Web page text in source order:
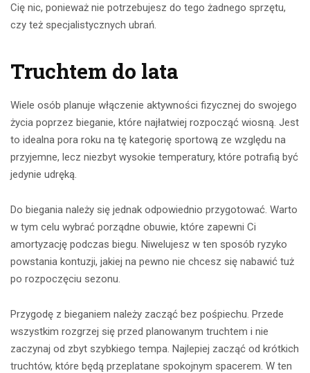
Cię nic, ponieważ nie potrzebujesz do tego żadnego sprzętu,
czy też specjalistycznych ubrań.
Truchtem do lata
Wiele osób planuje włączenie aktywności fizycznej do swojego
życia poprzez bieganie, które najłatwiej rozpocząć wiosną. Jest
to idealna pora roku na tę kategorię sportową ze względu na
przyjemne, lecz niezbyt wysokie temperatury, które potrafią być
jedynie udręką.
Do biegania należy się jednak odpowiednio przygotować. Warto
w tym celu wybrać porządne obuwie, które zapewni Ci
amortyzację podczas biegu. Niwelujesz w ten sposób ryzyko
powstania kontuzji, jakiej na pewno nie chcesz się nabawić tuż
po rozpoczęciu sezonu.
Przygodę z bieganiem należy zacząć bez pośpiechu. Przede
wszystkim rozgrzej się przed planowanym truchtem i nie
zaczynaj od zbyt szybkiego tempa. Najlepiej zacząć od krótkich
truchtów, które będą przeplatane spokojnym spacerem. W ten